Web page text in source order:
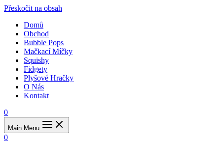
Přeskočit na obsah
Domů
Obchod
Bubble Pops
Mačkací Míčky
Squishy
Fidgety
Plyšové Hračky
O Nás
Kontakt
0
Main Menu
0